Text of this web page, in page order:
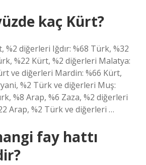
kaç Kürt?
%2 diğerleri Iğdır: %68 Türk, %32
%22 Kürt, %2 diğerleri Malatya:
ve diğerleri Mardin: %66 Kürt,
%2 Türk ve diğerleri Muş:
%8 Arap, %6 Zaza, %2 diğerleri
Arap, %2 Türk ve diğerleri …
fay hattı